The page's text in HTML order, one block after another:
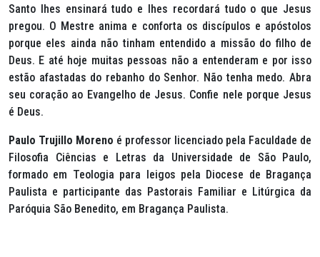
Santo lhes ensinará tudo e lhes recordará tudo o que Jesus
pregou. O Mestre anima e conforta os discípulos e apóstolos
porque eles ainda não tinham entendido a missão do filho de
Deus. E até hoje muitas pessoas não a entenderam e por isso
estão afastadas do rebanho do Senhor. Não tenha medo. Abra
seu coração ao Evangelho de Jesus. Confie nele porque Jesus
é Deus.
Paulo Trujillo Moreno é professor licenciado pela Faculdade de
Filosofia Ciências e Letras da Universidade de São Paulo,
formado em Teologia para leigos pela Diocese de Bragança
Paulista e participante das Pastorais Familiar e Litúrgica da
Paróquia São Benedito, em Bragança Paulista.